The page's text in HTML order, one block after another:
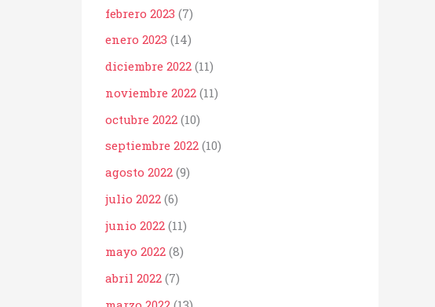
febrero 2023 (7)
enero 2023 (14)
diciembre 2022 (11)
noviembre 2022 (11)
octubre 2022 (10)
septiembre 2022 (10)
agosto 2022 (9)
julio 2022 (6)
junio 2022 (11)
mayo 2022 (8)
abril 2022 (7)